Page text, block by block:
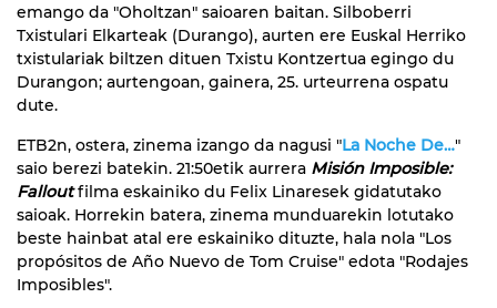
emango da "Oholtzan" saioaren baitan. Silboberri
Txistulari Elkarteak (Durango), aurten ere Euskal Herriko
txistulariak biltzen dituen Txistu Kontzertua egingo du
Durangon; aurtengoan, gainera, 25. urteurrena ospatu
dute.
ETB2n, ostera, zinema izango da nagusi "La Noche De…"
saio berezi batekin. 21:50etik aurrera Misión Imposible:
Fallout filma eskainiko du Felix Linaresek gidatutako
saioak. Horrekin batera, zinema munduarekin lotutako
beste hainbat atal ere eskainiko dituzte, hala nola "Los
propósitos de Año Nuevo de Tom Cruise" edota "Rodajes
Imposibles".